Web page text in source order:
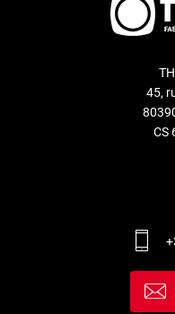
45,
CS